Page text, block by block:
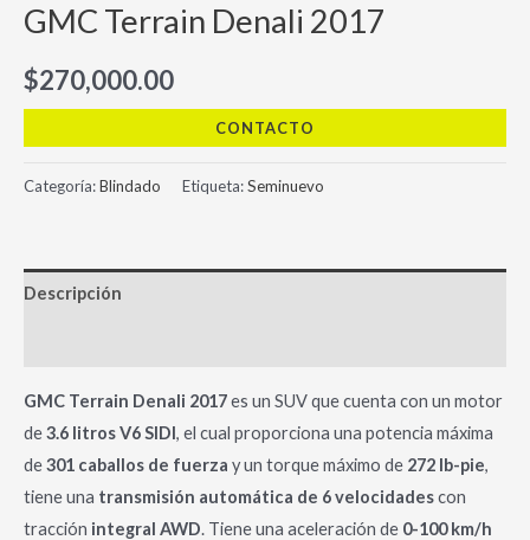
GMC Terrain Denali 2017
$270,000.00
CONTACTO
Categoría:Blindado Etiqueta:Seminuevo
Descripción
GMC Terrain Denali 2017es un SUV que cuenta con un motor
de3.6 litros V6 SIDI, el cual proporciona una potencia máxima
de301 caballos de fuerza y un torque máximo de 272 lb-pie,
tiene una transmisión automática de 6 velocidadescon
tracción integral AWD. Tiene una aceleración de 0-100 km/h